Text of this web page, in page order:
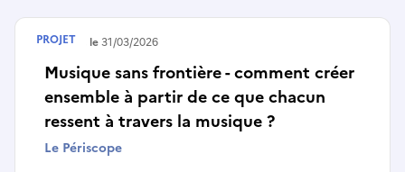
Musique sans frontière - comment créer
ensemble à partir de ce que chacun
ressent à travers la musique ?
Le Périscope
Terminé le31/03/2026
PROJET